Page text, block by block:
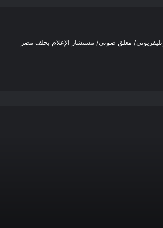
معلق صوتي/ مستشار الإعلام بحلف مصر
متلازمة البيت الزجاجي